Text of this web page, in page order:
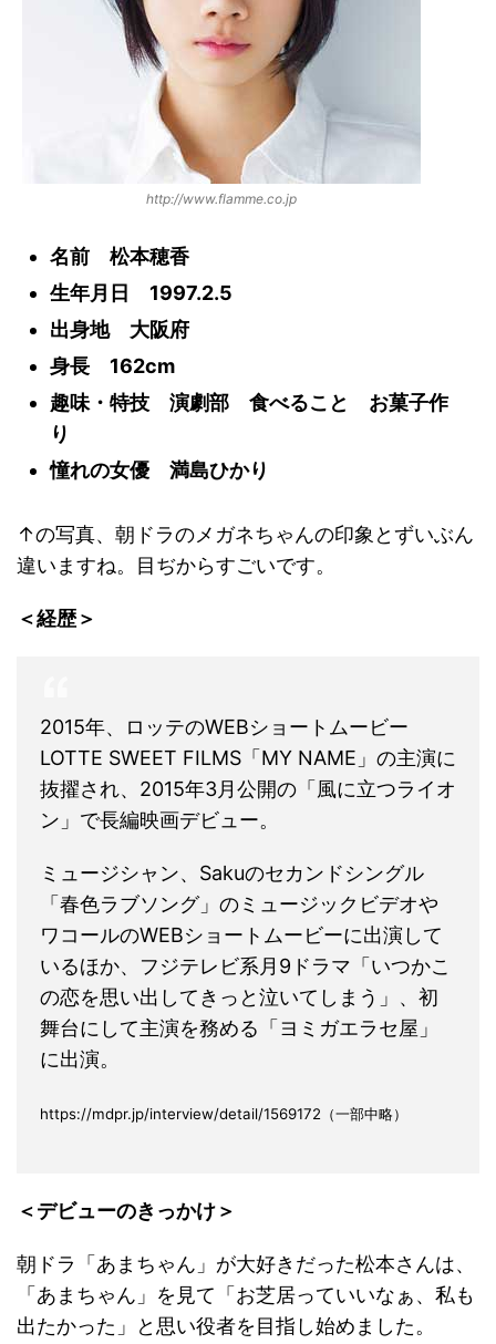
http://www.flamme.co.jp
名前 松本穂香
生年月日 1997.2.5
出身地 大阪府
身長 162cm
趣味・特技 演劇部 食べること お菓子作
り
憧れの女優 満島ひかり
↑の写真、朝ドラのメガネちゃんの印象とずいぶん
違いますね。目ぢからすごいです。
＜経歴＞
2015年、ロッテのWEBショートムービー
LOTTE SWEET FILMS「MY NAME」の主演に
抜擢され、2015年3月公開の「風に立つライオ
ン」で長編映画デビュー。
ミュージシャン、Sakuのセカンドシングル
「春色ラブソング」のミュージックビデオや
ワコールのWEBショートムービーに出演して
いるほか、フジテレビ系月9ドラマ「いつかこ
の恋を思い出してきっと泣いてしまう」、初
舞台にして主演を務める「ヨミガエラセ屋」
に出演。
https://mdpr.jp/interview/detail/1569172（一部中略）
＜デビューのきっかけ＞
朝ドラ「あまちゃん」が大好きだった松本さんは、
「あまちゃん」を見て「お芝居っていいなぁ、私も
出たかった」と思い役者を目指し始めました。